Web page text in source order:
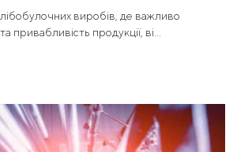
виробів, де важливо
привабливість продукції, ві...